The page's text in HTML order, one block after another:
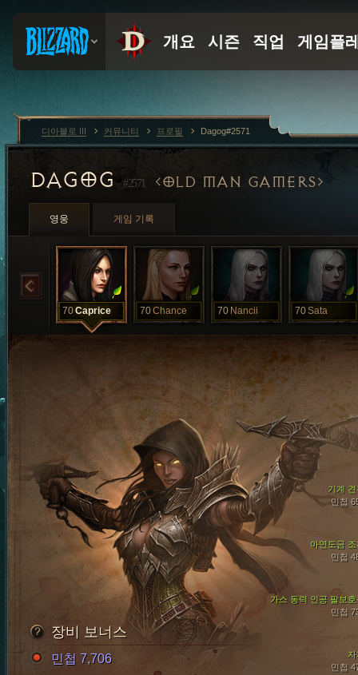
DAGOG#2571 OLD MAN GAMERS
영웅 게임 기록
70Caprice 70Chance 70 Nancii 70Sata
아연도금 조
민첩
가스 동력 인공 팔보호
민첩
기계 견
민첩
민첩
장비 보너스
민첩 7,706
디아블로 III 커뮤니티 프로필 Dagog#2571